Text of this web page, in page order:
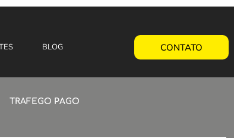
BLOG CONTATO
TRAFEGO PAGO